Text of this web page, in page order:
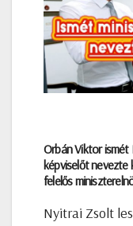
Orbán Viktor
képviselőt nevezte
felelős
Nyitrai Zsolt